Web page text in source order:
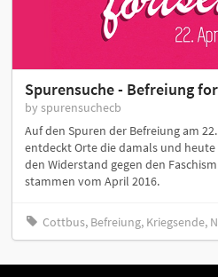
Spurensuche - Befreiung
by spurensuchecb
Auf den Spuren der Befreiung am
entdeckt Orte die damals und heute
den Widerstand gegen den
stammen vom April 2016.
Cottbus, Befreiung, Kriegsende,